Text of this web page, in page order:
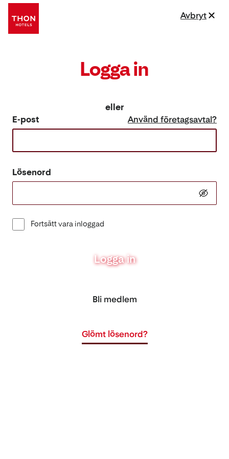
Logga in
eller
E-post
Använd företagsavtal?
Lösenord
Fortsätt vara inloggad
Logga in
Bli medlem
Glömt lösenord?
Avbryt